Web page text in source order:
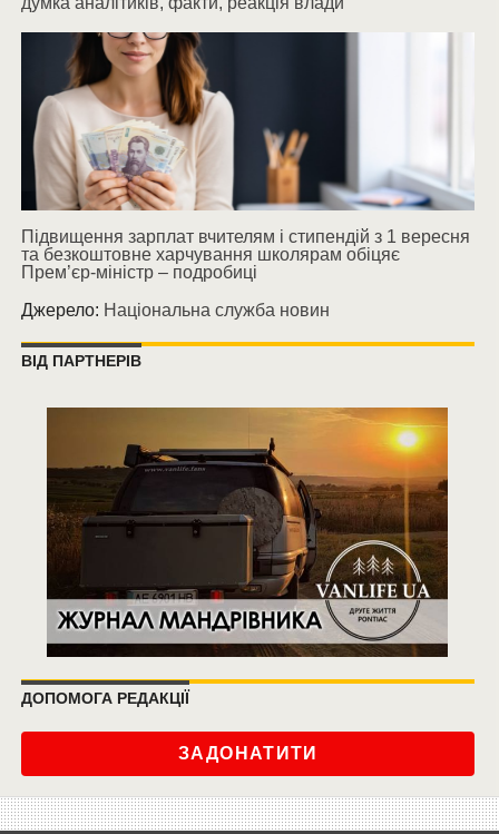
Підвищення зарплат вчителям і стипендій з 1 вересня
та безкоштовне харчування школярам обіцяє
Прем’єр-міністр – подробиці
Джерело: Національна служба новин
ВІД ПАРТНЕРІВ
ДОПОМОГА РЕДАКЦІЇ
ЗАДОНАТИТИ